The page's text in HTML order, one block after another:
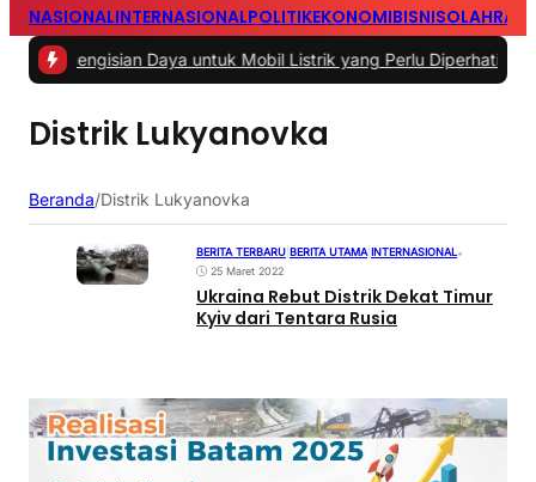
NASIONALINTERNASIONALPOLITIKEKONOMIBISNIS
Pengisian Daya untuk Mobil Listrik yang Perlu Diperhatikan|#3 -
Distrik Lukyanovka
Beranda/Distrik Lukyanovka
BERITA TERBARU BERITA UTAMA| INTERNASIONAL•
25 Maret 2022
Ukraina Rebut Distrik Dekat Timur
Kyiv dari Tentara Rusia